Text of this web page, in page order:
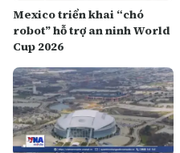
Mexico triển khai “chó
robot” hỗ trợ an ninh World
Cup 2026